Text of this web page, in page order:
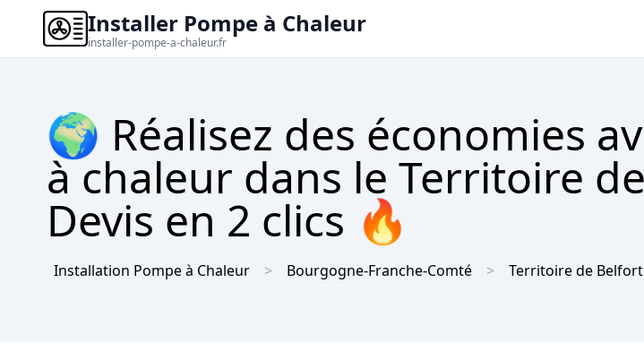
Installer Pompe à Chaleur
installer-pompe-a-chaleur.fr
🌍 Réalisez des économies
à chaleur dans le Territoire
Devis en 2 clics 🔥
Installation Pompe à Chaleur Bourgogne-Franche-Comté Territoire de Belfort